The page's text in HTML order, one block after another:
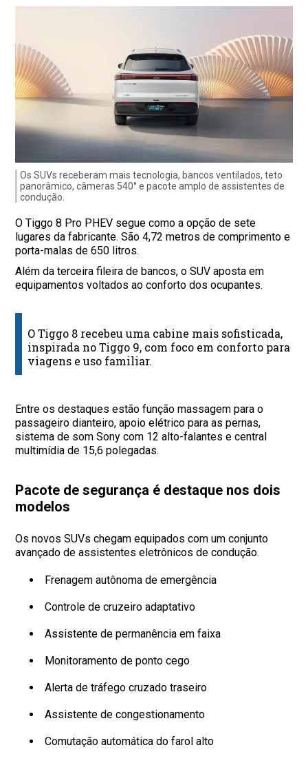
Os SUVs receberam mais tecnologia, bancos ventilados, teto
panorâmico, câmeras 540° e pacote amplo de assistentes de
condução.
O Tiggo 8 Pro PHEV segue como a opção de sete
lugares da fabricante. São 4,72 metros de comprimento e
porta-malas de 650 litros.
Além da terceira fileira de bancos, o SUV aposta em
equipamentos voltados ao conforto dos ocupantes.
O Tiggo 8 recebeu uma cabine mais sofisticada,
inspirada no Tiggo 9, com foco em conforto para
viagens e uso familiar.
Entre os destaques estão função massagem para o
passageiro dianteiro, apoio elétrico para as pernas,
sistema de som Sony com 12 alto-falantes e central
multimídia de 15,6 polegadas.
Pacote de segurança é destaque nos dois
modelos
Os novos SUVs chegam equipados com um conjunto
avançado de assistentes eletrônicos de condução.
Frenagem autônoma de emergência
Controle de cruzeiro adaptativo
Assistente de permanência em faixa
Monitoramento de ponto cego
Alerta de tráfego cruzado traseiro
Assistente de congestionamento
Comutação automática do farol alto